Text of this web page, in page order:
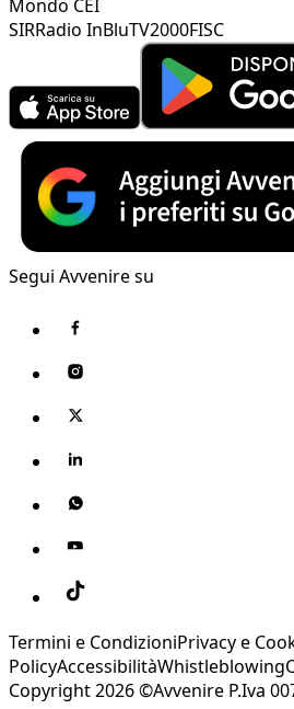
Mondo CEI
SIRRadio InBluTV2000FISC
Segui Avvenire su
Termini e CondizioniPrivacy e
PolicyAccessibilitàWhistleblowing
Copyright 2026 ©Avvenire P.Iva